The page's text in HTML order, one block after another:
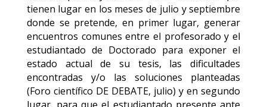
tienen lugar en los meses de julio y septiembre
donde se pretende, en primer lugar, generar
encuentros comunes entre el profesorado y el
estudiantado de Doctorado para exponer el
estado actual de su tesis, las dificultades
encontradas y/o las soluciones planteadas
(Foro científico DE DEBATE, julio) y en segundo